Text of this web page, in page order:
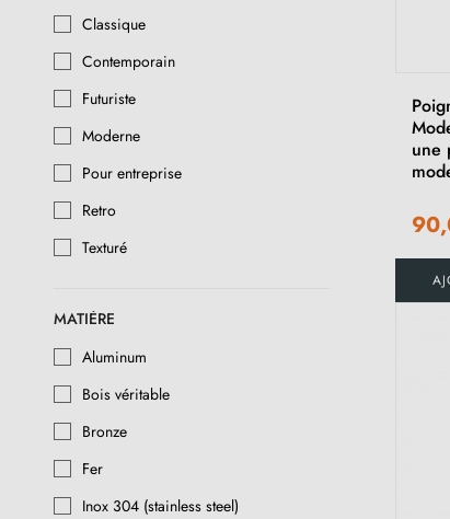
Chrome brossé
Or satiné
Nickel satiné
Bronze
Rouille
Perle noire
Fer Vieilli
Classique
Contemporain
Futuriste
Moderne
Pour entreprise
Retro
Texturé
MATIÈRE
Aluminum
Bois véritable
Bronze
Fer
Inox 304 (stainless steel)
une